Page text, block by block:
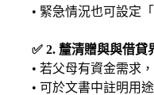
• 緊急情況也可設定
✅ 2. 釐清贈與與借貸
• 若父母有資金需求
• 可於文書中註明用